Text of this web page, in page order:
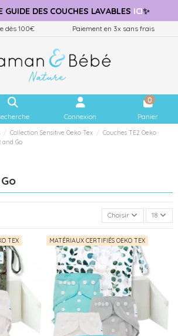
GUIDE DES COUCHES LAVABLES ICI✨
dès 100€ Paiement en 3x sans frais
Connexion
0
Panier
Collection Sensitive Oeko Tex
Couches TE2 Oeko
and Go
Choisir 18
TEX MATÉRIAUX CERTIFIÉS OEKO TEX